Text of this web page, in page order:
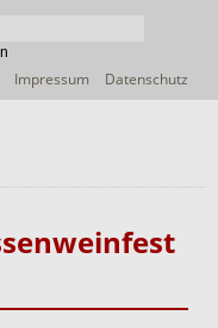
Impressum Datenschutz